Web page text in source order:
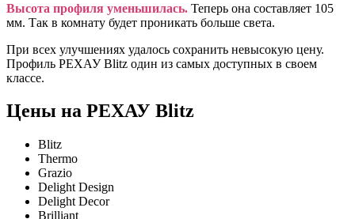
Высота профиля уменьшилась. Теперь она составляет 105
мм. Так в комнату будет проникать больше света.
При всех улучшениях удалось сохранить невысокую цену.
Профиль РЕХАУ Blitz один из самых доступных в своем
классе.
Цены на РЕХАУ Blitz
Blitz
Thermo
Grazio
Delight Design
Delight Decor
Brilliant